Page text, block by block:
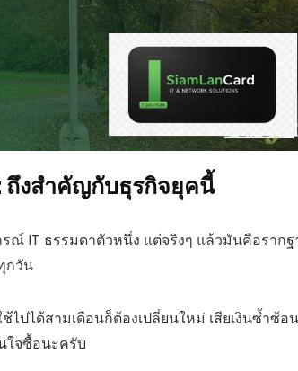
ถึงสำคัญกับธุรกิจยุคนี้
ณ์ IT ธรรมดาตัวหนึ่ง แต่จริงๆ แล้วมันคือราก
กวัน
ปได้สามเดือนก็ต้องเปลี่ยนใหม่ เสียเงินซ้ำซ้อน
ใจซื้อนะครับ